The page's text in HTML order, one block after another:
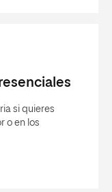
si quieres
o en los